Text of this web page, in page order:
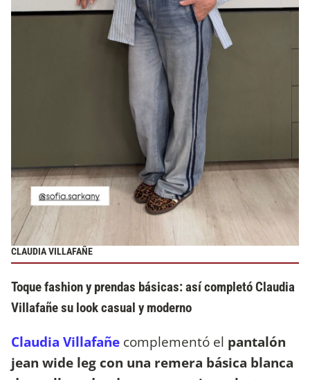
CLAUDIA VILLAFAÑE
Toque fashion y prendas básicas: así completó Claudia
Villafañe su look casual y moderno
Claudia Villafañe complementó el pantalón
jean wide leg con una remera básica blanca